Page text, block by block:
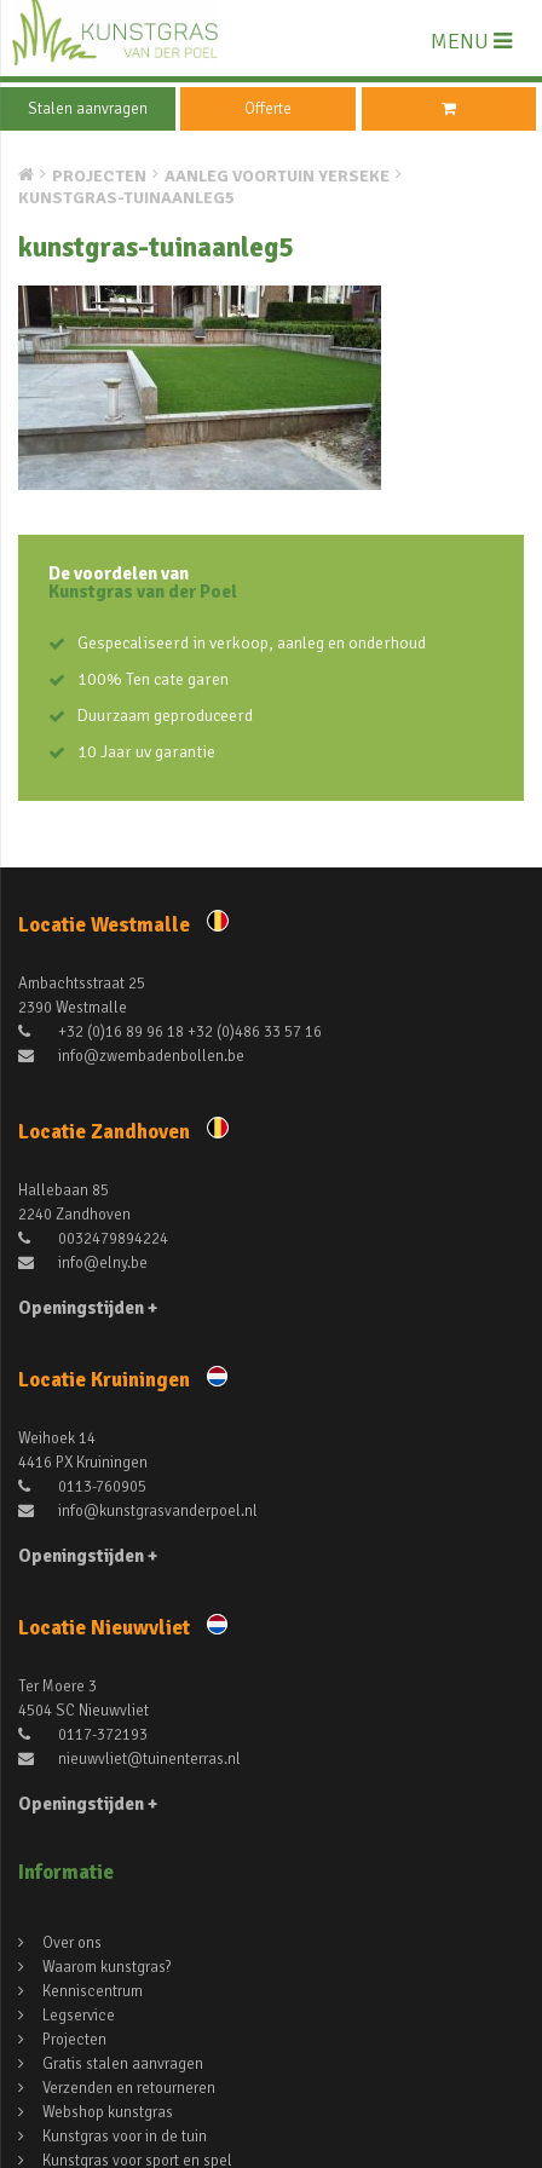
MENU
Stalen aanvragen Offerte
PROJECTEN
AANLEG VOORTUIN YERSEKE
KUNSTGRAS-TUINAANLEG5
kunstgras-tuinaanleg5
De voordelen van
Kunstgras van der Poel
Gespecaliseerd in verkoop, aanleg en onderhoud
100% Ten cate garen
Duurzaam geproduceerd
10 Jaar uv garantie
Locatie Westmalle
Ambachtsstraat 25
2390 Westmalle
+32 (0)16 89 96 18 +32 (0)486 33 57 16
info@zwembadenbollen.be
Locatie Zandhoven
Hallebaan 85
2240 Zandhoven
0032479894224
info@elny.be
Openingstijden +
Locatie Kruiningen
Weihoek 14
4416 PX Kruiningen
0113-760905
info@kunstgrasvanderpoel.nl
Openingstijden +
Locatie Nieuwvliet
Ter Moere 3
4504 SC Nieuwvliet
0117-372193
nieuwvliet@tuinenterras.nl
Openingstijden +
Informatie
Over ons
Waarom kunstgras?
Kenniscentrum
Legservice
Projecten
Gratis stalen aanvragen
Verzenden en retourneren
Webshop kunstgras
Kunstgras voor in de tuin
Kunstgras voor sport en spel